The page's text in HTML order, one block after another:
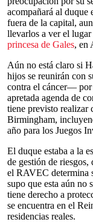
acompañará al duque
fuera de la capital,
llevarlos a ver el lugar
princesa de Gales, en
Aún no está claro si
hijos se reunirán con
contra el cáncer— por
apretada agenda de
tiene previsto realizar
Birmingham,
año para los Juegos
El duque estaba a la
de gestión de riesgos,
el RAVEC determina
supo que esta aún no
tiene derecho a
se encuentra en el
residencias reales.